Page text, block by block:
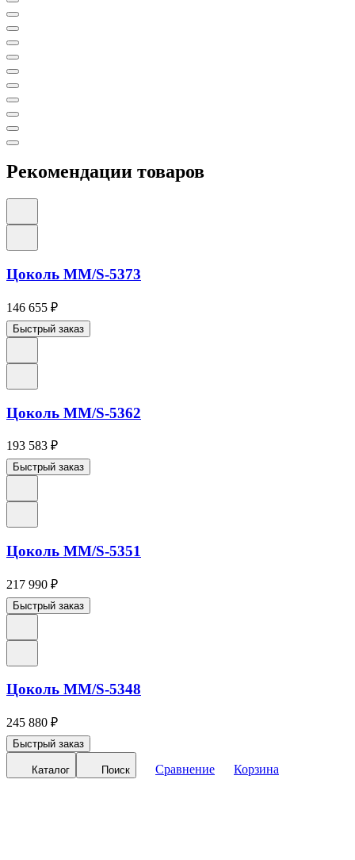
Рекомендации товаров
Цоколь ММ/S-5373
146 655 ₽
Быстрый заказ
Цоколь ММ/S-5362
193 583 ₽
Быстрый заказ
Цоколь ММ/S-5351
217 990 ₽
Быстрый заказ
Цоколь ММ/S-5348
245 880 ₽
Быстрый заказ
Каталог Поиск Сравнение Корзина